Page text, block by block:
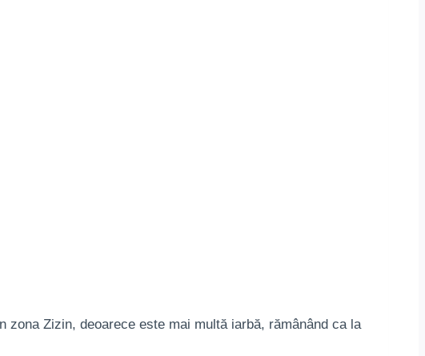
Zizin, deoarece este mai multă iarbă, rămânând ca la